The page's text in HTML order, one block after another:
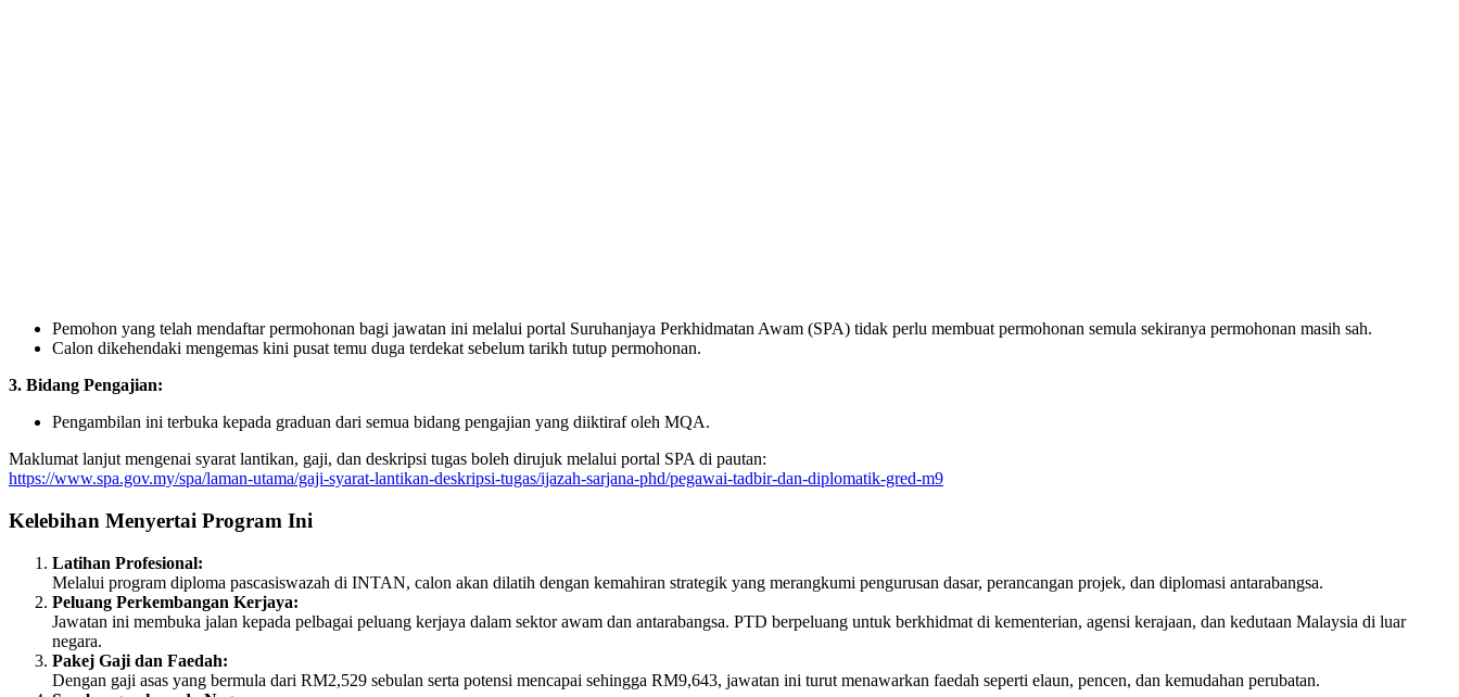
Pemohon yang telah mendaftar permohonan bagi jawatan ini melalui portal Suruhanjaya Perkhidmatan Awam (SPA) tidak perlu membuat permohonan semula sekiranya permohonan masih sah.
Calon dikehendaki mengemas kini pusat temu duga terdekat sebelum tarikh tutup permohonan.
3. Bidang Pengajian:
Pengambilan ini terbuka kepada graduan dari semua bidang pengajian yang diiktiraf oleh MQA.
Maklumat lanjut mengenai syarat lantikan, gaji, dan deskripsi tugas boleh dirujuk melalui portal SPA di pautan:
https://www.spa.gov.my/spa/laman-utama/gaji-syarat-lantikan-deskripsi-tugas/ijazah-sarjana-phd/pegawai-tadbir-dan-diplomatik-gred-m9
Kelebihan Menyertai Program Ini
Latihan Profesional:
Melalui program diploma pascasiswazah di INTAN, calon akan dilatih dengan kemahiran strategik yang merangkumi pengurusan dasar, perancangan projek, dan diplomasi antarabangsa.
Peluang Perkembangan Kerjaya:
Jawatan ini membuka jalan kepada pelbagai peluang kerjaya dalam sektor awam dan antarabangsa. PTD berpeluang untuk berkhidmat di kementerian, agensi kerajaan, dan kedutaan Malaysia di luar
negara.
Pakej Gaji dan Faedah:
Dengan gaji asas yang bermula dari RM2,529 sebulan serta potensi mencapai sehingga RM9,643, jawatan ini turut menawarkan faedah seperti elaun, pencen, dan kemudahan perubatan.